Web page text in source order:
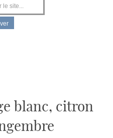
blanc, citron